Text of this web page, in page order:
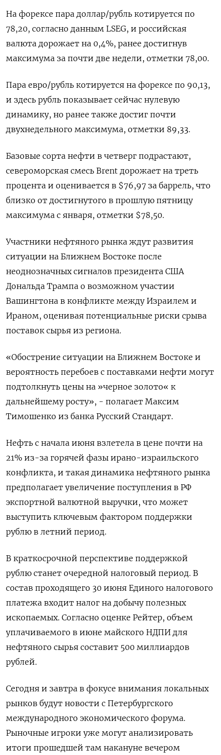
На форексе пара доллар/рубль котируется по
78,20, согласно данным LSEG, и российская
валюта дорожает на 0,4%, ранее достигнув
максимума за почти две недели, отметки 78,00.
Пара евро/рубль котируется на форексе по 90,13,
и здесь рубль показывает сейчас нулевую
динамику, но ранее также достиг почти
двухнедельного максимума, отметки 89,33.
Базовые сорта нефти в четверг подрастают,
североморская смесь Brent дорожает на треть
процента и оценивается в $76,97 за баррель, что
близко от достигнутого в прошлую пятницу
максимума с января, отметки $78,50.
Участники нефтяного рынка ждут развития
ситуации на Ближнем Востоке после
неоднозначных сигналов президента США
Дональда Трампа о возможном участии
Вашингтона в конфликте между Израилем и
Ираном, оценивая потенциальные риски срыва
поставок сырья из региона.
«Обострение ситуации на Ближнем Востоке и
вероятность перебоев с поставками нефти могут
подтолкнуть цены на »черное золото« к
дальнейшему росту», - полагает Максим
Тимошенко из банка Русский Стандарт.
Нефть с начала июня взлетела в цене почти на
21% из-за горячей фазы ирано-израильского
конфликта, и такая динамика нефтяного рынка
предполагает увеличение поступления в РФ
экспортной валютной выручки, что может
выступить ключевым фактором поддержки
рублю в летний период.
В краткосрочной перспективе поддержкой
рублю станет очередной налоговый период. В
состав проходящего 30 июня Единого налогового
платежа входит налог на добычу полезных
ископаемых. Согласно оценке Рейтер, объем
уплачиваемого в июне майского НДПИ для
нефтяного сырья составит 500 миллиардов
рублей.
Сегодня и завтра в фокусе внимания локальных
рынков будут новости с Петербургского
международного экономического форума.
Рыночные игроки уже могут анализировать
итоги прошедшей там накануне вечером